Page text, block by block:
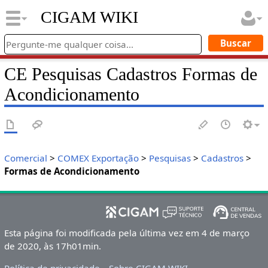
CIGAM WIKI
CE Pesquisas Cadastros Formas de
Acondicionamento
Comercial > COMEX Exportação> Pesquisas> Cadastros>
Formas de Acondicionamento
Esta página foi modificada pela última vez em 4 de março
de 2020, às 17h01min.